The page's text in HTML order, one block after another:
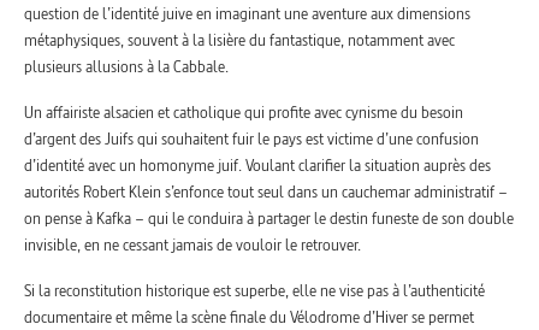
question de l’identité juive en imaginant une aventure aux dimensions
métaphysiques, souvent à la lisière du fantastique, notamment avec
plusieurs allusions à la Cabbale.
Un affairiste alsacien et catholique qui profite avec cynisme du besoin
d’argent des Juifs qui souhaitent fuir le pays est victime d’une confusion
d’identité avec un homonyme juif. Voulant clarifier la situation auprès des
autorités Robert Klein s’enfonce tout seul dans un cauchemar administratif –
on pense à Kafka – qui le conduira à partager le destin funeste de son double
invisible, en ne cessant jamais de vouloir le retrouver.
Si la reconstitution historique est superbe, elle ne vise pas à l’authenticité
documentaire et même la scène finale du Vélodrome d’Hiver se permet